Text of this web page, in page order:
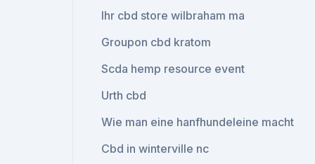
Ihr cbd store wilbraham ma
Groupon cbd kratom
Scda hemp resource event
Urth cbd
Wie man eine hanfhundeleine macht
Cbd in winterville nc